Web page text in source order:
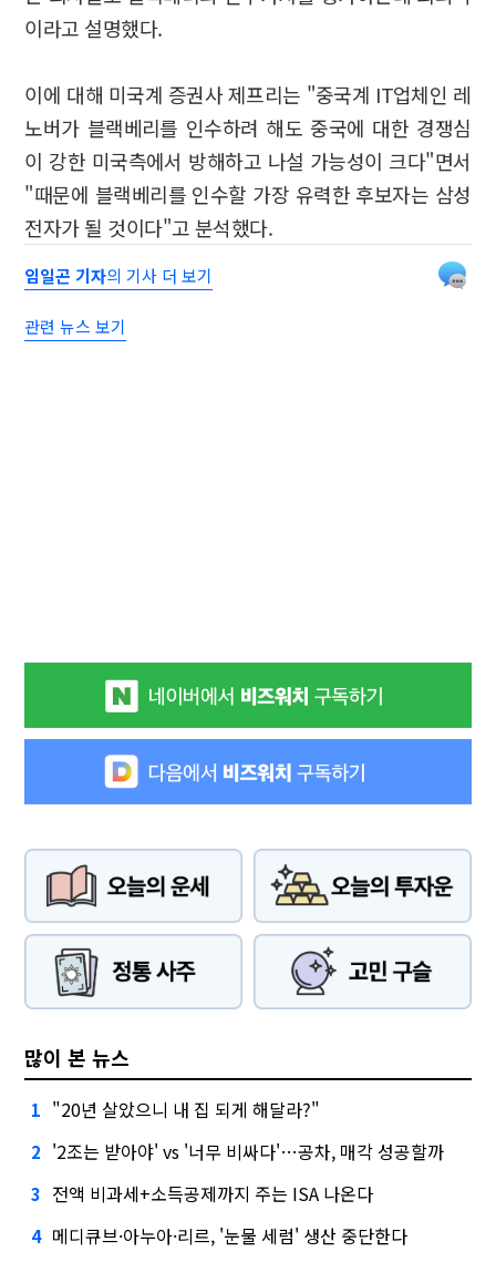
이라고 설명했다.
이에 대해 미국계 증권사 제프리는 "중국계 IT업체인 레
노버가 블랙베리를 인수하려 해도 중국에 대한 경쟁심
이 강한 미국측에서 방해하고 나설 가능성이 크다"면서
"때문에 블랙베리를 인수할 가장 유력한 후보자는 삼성
전자가 될 것이다"고 분석했다.
임일곤 기자의 기사 더 보기
관련 뉴스 보기
많이 본 뉴스
1 "20년 살았으니 내 집 되게 해달라?"
2 '2조는 받아야' vs '너무 비싸다'…공차, 매각 성공할까
3 전액 비과세+소득공제까지 주는 ISA 나온다
4 메디큐브·아누아·리르, '눈물 세럼' 생산 중단한다